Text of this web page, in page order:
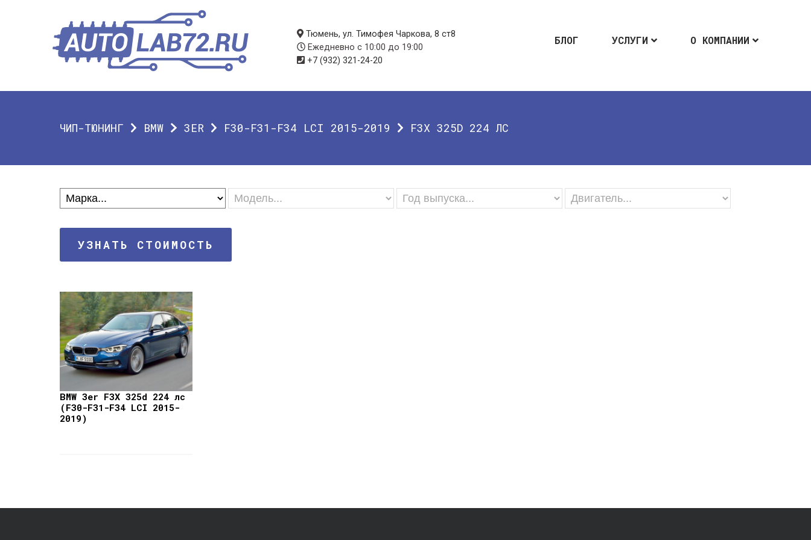
БЛОГ УСЛУГИ О КОМПАНИИ
Тюмень, ул. Тимофея Чаркова, 8 ст8
Ежедневно с 10:00 до 19:00
+7 (932) 321-24-20
ЧИП-ТЮНИНГ BMW 3ER F30-F31-F34 LCI 2015-2019 F3X 325D 224 ЛС
УЗНАТЬ СТОИМОСТЬ
BMW 3er F3X 325d 224 лс
(F30-F31-F34 LCI 2015-
2019)